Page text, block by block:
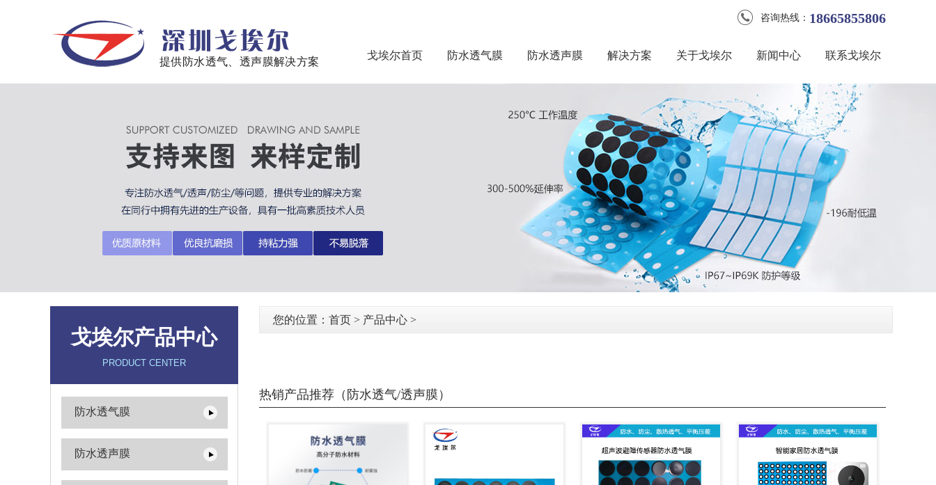
提供防水透气、透声膜解决方案
18665855806
咨询热线：
戈埃尔首页 防水透气膜 防水透声膜 解决方案 关于戈埃尔 新闻中心 联系戈埃尔
戈埃尔产品中心
PRODUCT CENTER
防水透气膜
防水透声膜
您的位置： 首页 > 产品中心 >
热销产品推荐（防水透气/透声膜）